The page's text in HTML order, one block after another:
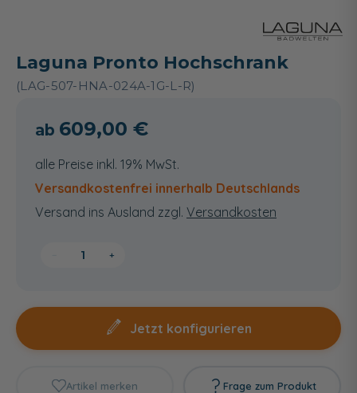
Laguna Pronto Hochschrank
(LAG-507-HNA-024A-1G-L-R)
609,00 €
alle Preise inkl. 19% MwSt.
Versandkostenfrei innerhalb Deutschlands
Versand ins Ausland zzgl. Versandkosten
+
Jetzt konfigurieren
Artikel merken Frage zum Produkt